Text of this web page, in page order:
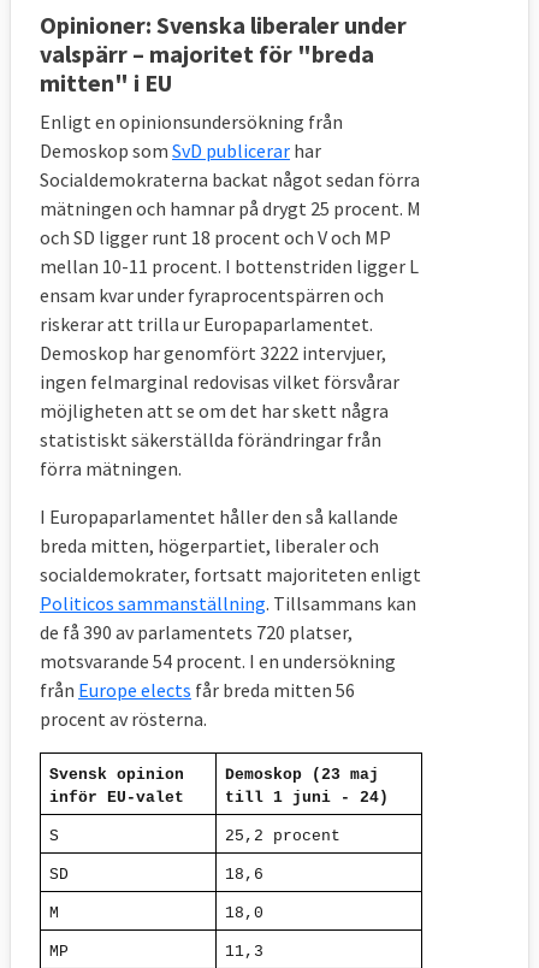
Opinioner: Svenska liberaler under
valspärr – majoritet för "breda
mitten" i EU
Enligt en opinionsundersökning från
Demoskop som SvD publicerar har
Socialdemokraterna backat något sedan förra
mätningen och hamnar på drygt 25 procent. M
och SD ligger runt 18 procent och V och MP
mellan 10-11 procent. I bottenstriden ligger L
ensam kvar under fyraprocentspärren och
riskerar att trilla ur Europaparlamentet.
Demoskop har genomfört 3222 intervjuer,
ingen felmarginal redovisas vilket försvårar
möjligheten att se om det har skett några
statistiskt säkerställda förändringar från
förra mätningen.
I Europaparlamentet håller den så kallande
breda mitten, högerpartiet, liberaler och
socialdemokrater, fortsatt majoriteten enligt
Politicos sammanställning. Tillsammans kan
de få 390 av parlamentets 720 platser,
motsvarande 54 procent. I en undersökning
från Europe elects får breda mitten 56
procent av rösterna.
Svensk opinion
inför EU-valet
Demoskop (23 maj
till 1 juni - 24)
S 25,2 procent
SD 18,6
M 18,0
MP 11,3